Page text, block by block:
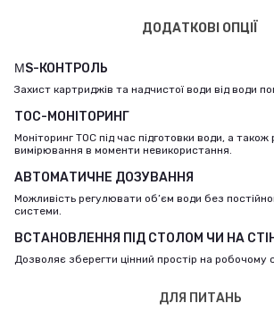
ДОДАТКОВІ ОПЦІЇ
ΜS-КОНТРОЛЬ
Захист картриджів та надчистої води від води
TOC-МОНІТОРИНГ
Моніторинг TOC під час підготовки води, а також
вимірювання в моменти невикористання.
АВТОМАТИЧНЕ ДОЗУВАННЯ
Можливість регулювати об’єм води без
системи.
ВСТАНОВЛЕННЯ ПІД СТОЛОМ ЧИ НА
Дозволяє зберегти цінний простір на робочому
ДЛЯ ПИТАНЬ